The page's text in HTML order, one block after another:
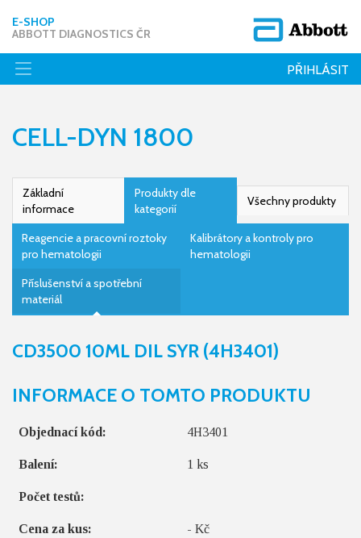
E-SHOP
ABBOTT DIAGNOSTICS ČR
PŘIHLÁSIT
CELL-DYN 1800
Základní
informace
Produkty dle
kategorií
Všechny produkty
Reagencie a pracovní roztoky
pro hematologii
Kalibrátory a kontroly pro
hematologii
Příslušenství a spotřební
materiál
CD3500 10ML DIL SYR (4H3401)
INFORMACE O TOMTO PRODUKTU
Objednací kód: 4H3401
Balení: 1 ks
Počet testů:
Cena za kus: - Kč